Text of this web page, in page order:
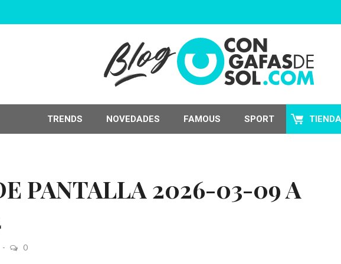
TRENDS NOVEDADES FAMOUS SPORT TIENDA
PANTALLA 2026-03-09 A
0